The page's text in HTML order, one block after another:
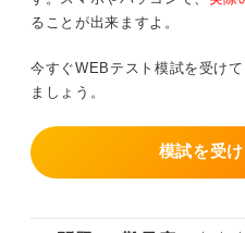
ることが出来ますよ。
今すぐWEBテスト模試を受け
ましょう。
模試を受け